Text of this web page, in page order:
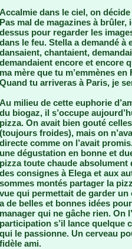
Accalmie dans le ciel, on
Pas mal de magazines à
dessus pour regarder les
dans le feu. Stella a demandé
dansaient, chantaient,
demandaient encore et encore
ma mère que tu m’emmènes
Quand tu arriveras à Paris, je
Au milieu de cette euphorie
du biogaz, il s’occupe
pizza. On avait bien gouté
(toujours froides), mais on
directe comme on l’avait
une dégustation en bonne et
pizza toute chaude absolument
des consignes à Elega et aux
sommes montés partager la
vue qui permettait de garder
a de belles et bonnes idées
manager qui ne gâche rien. On
participation s’il lance quelque
qui le passionne. Un cerveau
fidèle ami.